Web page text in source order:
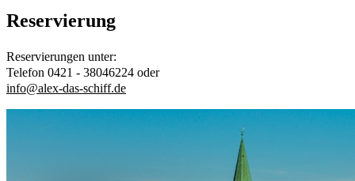
Reservierung
Reservierungen unter:
Telefon 0421 - 38046224 oder
info@alex-das-schiff.de